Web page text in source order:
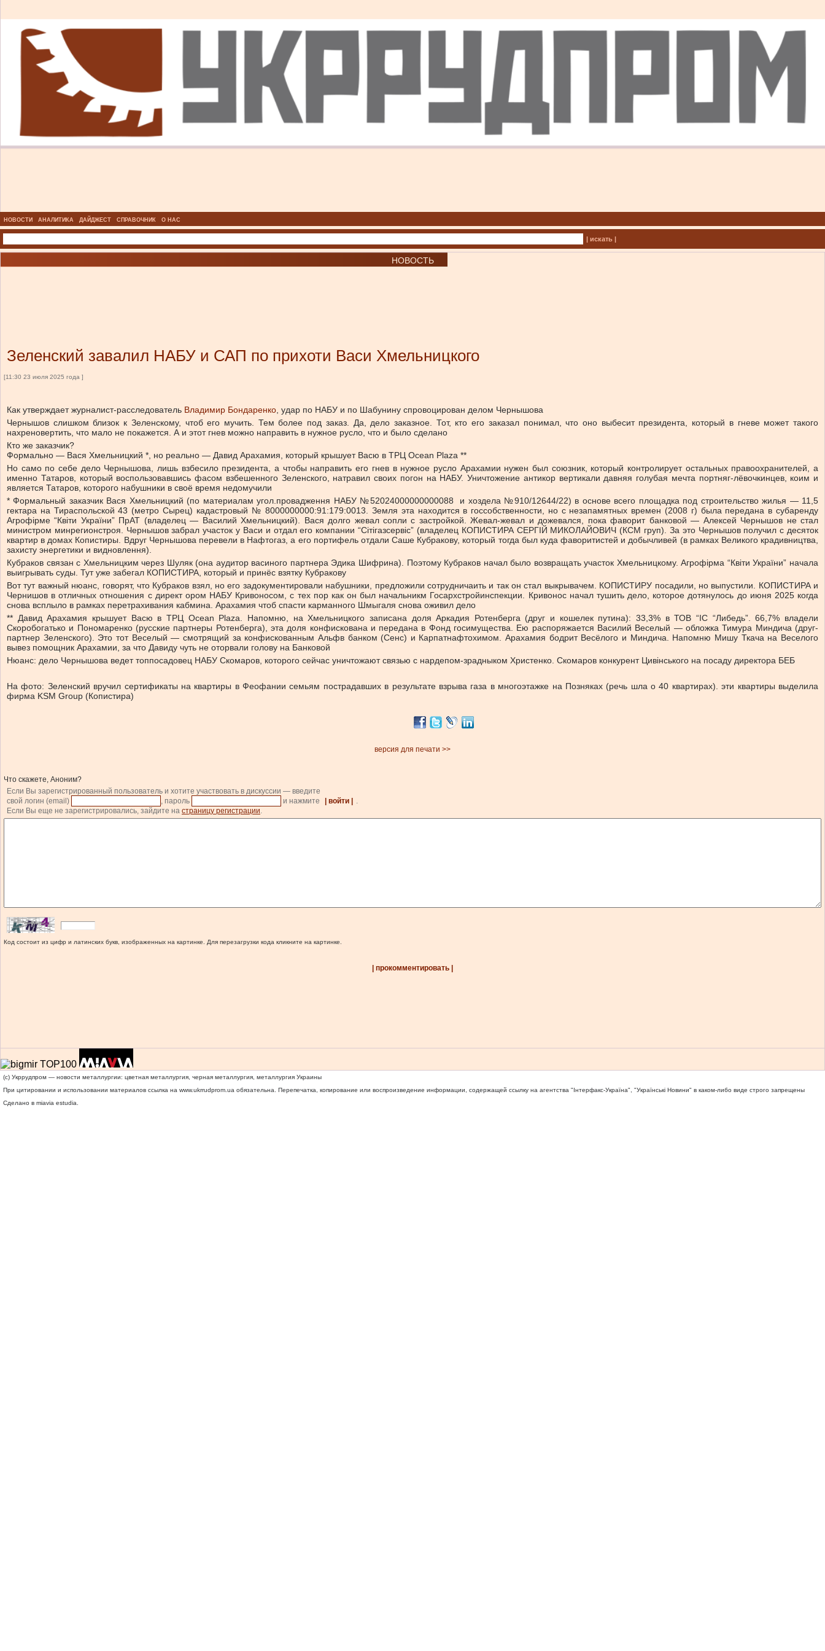
НОВОСТИ АНАЛИТИКА ДАЙДЖЕСТ СПРАВОЧНИК О НАС
| искать |
НОВОСТЬ
Зеленский завалил НАБУ и САП по прихоти Васи Хмельницкого
[11:30 23 июля 2025 года ]
Как утверждает журналист-расследователь Владимир Бондаренко , удар по НАБУ и по Шабунину спровоцирован делом Чернышова
Чернышов слишком близок к Зеленскому, чтоб его мучить. Тем более под заказ. Да, дело заказное. Тот, кто его заказал понимал, что оно выбесит президента, который в гневе может такого
нахреновертить, что мало не покажется. А и этот гнев можно направить в нужное русло, что и было сделано
Кто же заказчик?
Формально — Вася Хмельницкий *, но реально — Давид Арахамия, который крышует Васю в ТРЦ Ocean Plaza **
Но само по себе дело Чернышова, лишь взбесило президента, а чтобы направить его гнев в нужное русло Арахамии нужен был союзник, который контролирует остальных правоохранителей, а
именно Татаров, который воспользовавшись фасом взбешенного Зеленского, натравил своих погон на НАБУ. Уничтожение антикор вертикали давняя голубая мечта портняг-лёвочкинцев, коим и
является Татаров, которого набушники в своё время недомучили
* Формальный заказчик Вася Хмельницкий (по материалам угол.провадження НАБУ №52024000000000088 и хоздела №910/12644/22) в основе всего площадка под строительство жилья — 11,5
гектара на Тираспольской 43 (метро Сырец) кадастровый № 8000000000:91:179:0013. Земля эта находится в госсобственности, но с незапамятных времен (2008 г) была передана в субаренду
Агрофірме “Квіти України” ПрАТ (владелец — Василий Хмельницкий). Вася долго жевал сопли с застройкой. Жевал-жевал и дожевался, пока фаворит банковой — Алексей Чернышов не стал
министром минрегионстроя. Чернышов забрал участок у Васи и отдал его компании “Сітігазсервіс” (владелец КОПИСТИРА СЕРГІЙ МИКОЛАЙОВИЧ (КСМ груп). За это Чернышов получил с десяток
квартир в домах Копистиры. Вдруг Чернышова перевели в Нафтогаз, а его портифель отдали Саше Кубракову, который тогда был куда фаворитистей и добычливей (в рамках Великого крадивництва,
захисту энергетики и видновлення).
Кубраков связан с Хмельницким через Шуляк (она аудитор васиного партнера Эдика Шифрина). Поэтому Кубраков начал было возвращать участок Хмельницкому. Агрофірма “Квіти України” начала
выигрывать суды. Тут уже забегал КОПИСТИРА, который и принёс взятку Кубракову
Вот тут важный нюанс, говорят, что Кубраков взял, но его задокументировали набушники, предложили сотрудничаить и так он стал выкрывачем. КОПИСТИРУ посадили, но выпустили. КОПИСТИРА и
Чернишов в отличных отношения с директ ором НАБУ Кривоносом, с тех пор как он был начальникм Госархстройинспекции. Кривонос начал тушить дело, которое дотянулось до июня 2025 когда
снова всплыло в рамках перетрахивания кабмина. Арахамия чтоб спасти карманного Шмыгаля снова оживил дело
** Давид Арахамия крышует Васю в ТРЦ Ocean Plaza. Напомню, на Хмельницкого записана доля Аркадия Ротенберга (друг и кошелек путина): 33,3% в ТОВ “ІС “Либедь”. 66,7% владели
Скоробогатько и Пономаренко (русские партнеры Ротенберга), эта доля конфискована и передана в Фонд госимущества. Ею распоряжается Василий Веселый — обложка Тимура Миндича (друг-
партнер Зеленского). Это тот Веселый — смотрящий за конфискованным Альфв банком (Сенс) и Карпатнафтохимом. Арахамия бодрит Весёлого и Миндича. Напомню Мишу Ткача на Веселого
вывез помощник Арахамии, за что Давиду чуть не оторвали голову на Банковой
Нюанс: дело Чернышова ведет топпосадовец НАБУ Скомаров, которого сейчас уничтожают связью с нардепом-зрадныком Христенко. Скомаров конкурент Цивінського на посаду директора БЕБ
На фото: Зеленский вручил сертификаты на квартиры в Феофании семьям пострадавших в результате взрыва газа в многоэтажке на Позняках (речь шла о 40 квартирах). эти квартиры выделила
фирма KSM Group (Копистира)
версия для печати >>
Что скажете, Аноним?
Если Вы зарегистрированный пользователь и хотите участвовать в дискуссии — введите
свой логин (email)
, пароль и нажмите | войти |
.
Если Вы еще не зарегистрировались, зайдите на страницу регистрации.
Код состоит из цифр и латинских букв, изображенных на картинке. Для перезагрузки кода кликните на картинке.
| прокомментировать |
(c) Укррудпром — новости металлургии: цветная металлургия, черная металлургия, металлургия Украины
При цитировании и использовании материалов ссылка на www.ukrrudprom.ua обязательна. Перепечатка, копирование или воспроизведение информации, содержащей ссылку на агентства "Iнтерфакс-Україна", "Українськi Новини" в каком-либо виде строго запрещены
Сделано в miavia estudia.